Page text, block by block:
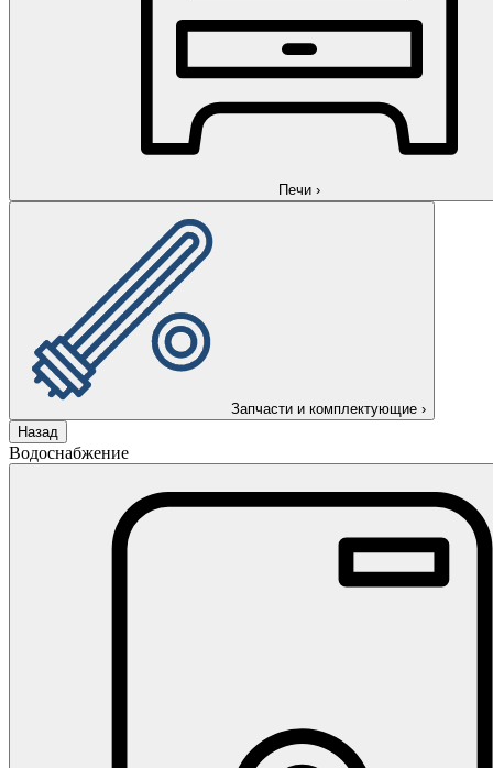
Печи ›
Запчасти и комплектующие ›
Назад
Водоснабжение